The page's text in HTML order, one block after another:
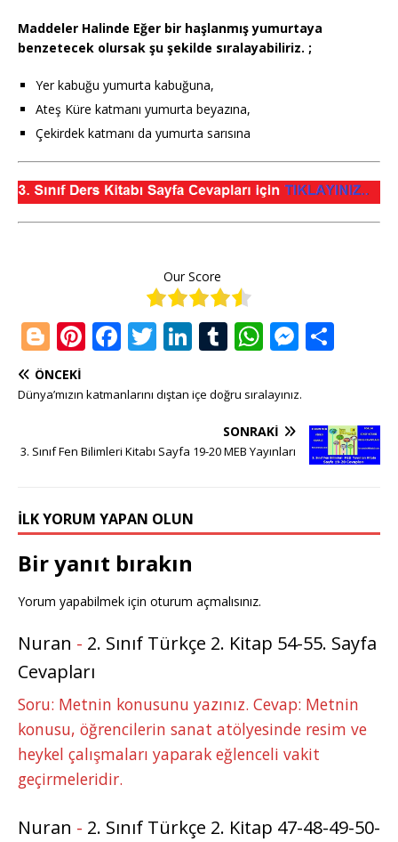
Maddeler Halinde Eğer bir haşlanmış yumurtaya
benzetecek olursak şu şekilde sıralayabiliriz. ;
Yer kabuğu yumurta kabuğuna,
Ateş Küre katmanı yumurta beyazına,
Çekirdek katmanı da yumurta sarısına
Our Score
Bl
o
g
e
Pi
te
e
F
c
b
o
k
T
it
r
Li
k
dI
T
m
bl
r
W
at
s
A
M
ss
e
n
r
e
ÖNCEKI
Dünya’mızın katmanlarını dıştan içe doğru sıralayınız.
SONRAKI
3. Sınıf Fen Bilimleri Kitabı Sayfa 19-20 MEB Yayınları
İLK YORUM YAPAN OLUN
Bir yanıt bırakın
Yorum yapabilmek için oturum açmalısınız.
Nuran - 2. Sınıf Türkçe 2. Kitap 54-55. Sayfa
Cevapları
Soru: Metnin konusunu yazınız. Cevap: Metnin
konusu, öğrencilerin sanat atölyesinde resim ve
heykel çalışmaları yaparak eğlenceli vakit
geçirmeleridir.
Nuran - 2. Sınıf Türkçe 2. Kitap 47-48-49-50-